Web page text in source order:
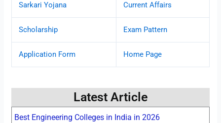
Sarkari Yojana Current Affairs
Scholarship Exam Pattern
Application Form Home Page
Latest Article
Best Engineering Colleges in India in 2026